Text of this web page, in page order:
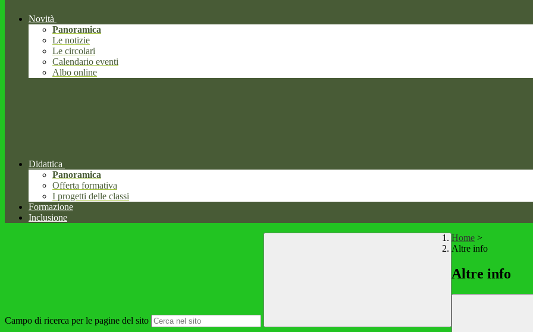
Novità
Panoramica
Le notizie
Le circolari
Calendario eventi
Albo online
Didattica
Panoramica
Offerta formativa
I progetti delle classi
Formazione
Inclusione
Campo di ricerca per le pagine del sito
Home >
Altre info
Altre info